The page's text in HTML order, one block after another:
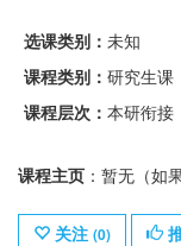
选课类别： 未知
课程类别： 研究生课
课程层次： 本研衔接
课程主页 ：暂无（如
关注 (0)